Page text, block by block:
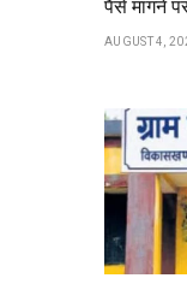
पैसे मांगने
AUGUST 4,